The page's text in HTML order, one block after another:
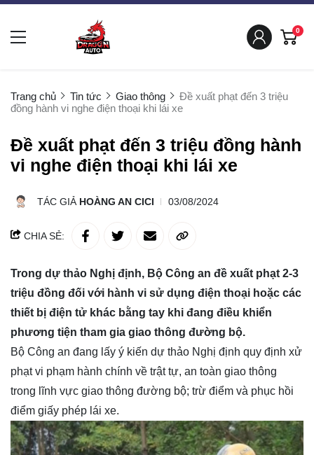
0
Trang chủ Tin tức Giao thông
Đề xuất phạt đến 3 triệu
đồng hành vi nghe điện thoại khi lái xe
Đề xuất phạt đến 3 triệu đồng hành
vi nghe điện thoại khi lái xe
TÁC GIẢ HOÀNG AN CICI 03/08/2024
CHIA SẺ:
Trong dự thảo Nghị định, Bộ Công an đề xuất phạt 2-3
triệu đồng đối với hành vi sử dụng điện thoại hoặc các
thiết bị điện tử khác bằng tay khi đang điều khiển
phương tiện tham gia giao thông đường bộ.
Bộ Công an đang lấy ý kiến dự thảo Nghị định quy định xử
phạt vi phạm hành chính về trật tự, an toàn giao thông
trong lĩnh vực giao thông đường bộ; trừ điểm và phục hồi
điểm giấy phép lái xe.